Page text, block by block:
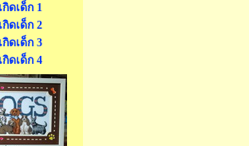
ดเด็ก 1
ดเด็ก 2
ดเด็ก 3
ดเด็ก 4